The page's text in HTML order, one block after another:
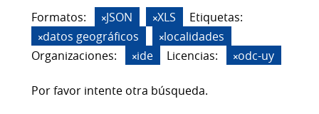
Formatos: JSON XLS
Etiquetas:
datos geográficos
localidades
Organizaciones:
ide Licencias: odc-uy
Por favor intente otra búsqueda.